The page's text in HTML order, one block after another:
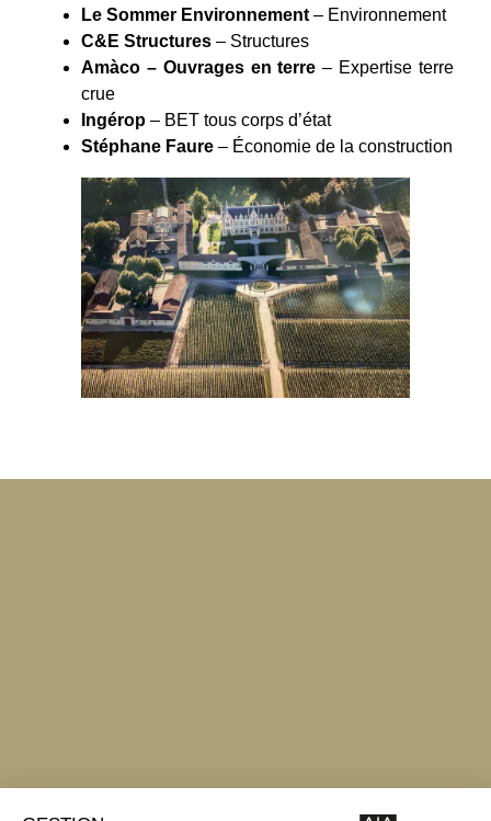
Le Sommer Environnement– Environnement
C&E Structures– Structures
Amàco – Ouvrages en terre – Expertise terre
crue
Ingérop– BET tous corps d’état
Stéphane Faure– Économie de la construction